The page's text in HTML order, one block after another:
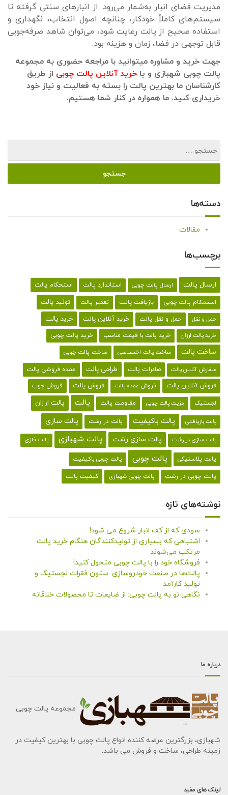
مدیریت فضای انبار به‌شمار می‌رود. از انبارهای سنتی گرفته تا
سیستم‌های کاملاً خودکار، چنانچه اصول انتخاب، نگهداری و
استفاده صحیح از پالت رعایت شود، می‌توان شاهد صرفه‌جویی
قابل توجهی در فضا، زمان و هزینه بود.
جهت خرید و مشاوره میتوانید با مراجعه حضوری به مجموعه
پالت چوبی شهبازی و یا خرید آنلاین پالت چوبی از طریق
کارشناسان ما بهترین پالت را بسته به فعالیت و نیاز خود
خریداری کنید. ما همواره در کنار شما هستیم.
دسته‌ها
مقالات
برچسب‌ها
ارسال پالت ارسال پالت چوبی استاندارد پالت استحکام پالت
استحکام پالت چوبی بازیافت پالت تعمیر پالت تولید پالت
حمل و نقل حمل و نقل پالت خرید آنلاین پالت خرید پالت
خرید پالت ارزان خرید پالت با قیمت مناسب خرید پالت چوبی
ساخت پالت ساخت پالت اختصاصی ساخت پالت چوبی
سفارش آنلاین پالت صادرات پالت طراحی پالت عمده فروشی پالت
فروش آنلاین پالت فروش عمده پالت فروش پالت فروش چوب
لجستیک مزیت پالت چوبی مقاومت پالت پالت پالت ارزان
پالت بازیافتی پالت باکیفیت پالت در رشت پالت سازی
پالت سازی در رشت پالت سازی رشت پالت شهبازی پالت فلزی
پالت پلاستیکی پالت چوبی پالت چوبی باکیفیت
پالت چوبی در رشت پالت چوبی شهبازی کیفیت پالت
نوشته‌های تازه
سودی که از کف انبار شروع می شود!
اشتباهی که بسیاری از تولیدکنندگان هنگام خرید پالت
مرتکب می‌شوند
فروشگاه خود را با پالت چوبی متحول کنید!
پالت‌ها در صنعت خودروسازی: ستون فقرات لجستیک و
تولید کارآمد
نگاهی نو به پالت چوبی: از ضایعات تا محصولات خلاقانه
درباره ما
مجموعه پالت چوبی
شهبازی، بزرگترین عرضه کننده انواع پالت چوبی با بهترین کیفیت در
زمینه طراحی، ساخت و فروش می باشد.
لینک های مفید